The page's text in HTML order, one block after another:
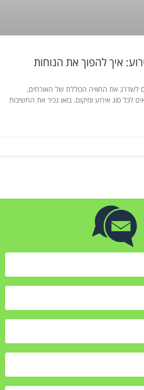
איך להפוך את הנוחות
לשדרג את החוויה הכוללת של האורחים,
לכל סוג אירוע ומיקום. בואו נכיר את החשיבות